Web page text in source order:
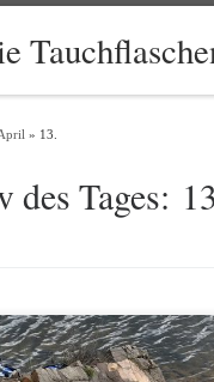
» 13.
des Tages: